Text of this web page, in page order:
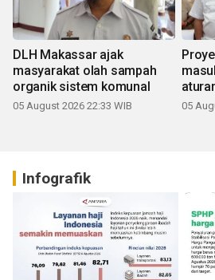
DLH Makassar ajak
masyarakat olah sampah
organik sistem komunal
05 August 2026 22:33 WIB 05
Infografik